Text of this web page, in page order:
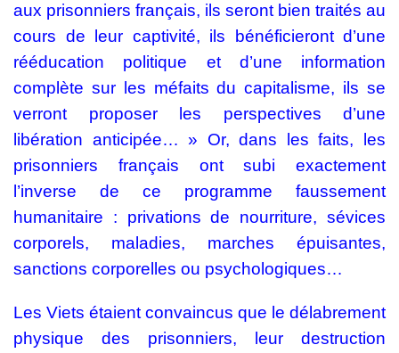
aux prisonniers français, ils seront bien traités au
cours de leur captivité, ils bénéficieront d’une
rééducation politique et d’une information
complète sur les méfaits du capitalisme, ils se
verront proposer les perspectives d’une
libération anticipée… » Or, dans les faits, les
prisonniers français ont subi exactement
l’inverse de ce programme faussement
humanitaire : privations de nourriture, sévices
corporels, maladies, marches épuisantes,
sanctions corporelles ou psychologiques…
Les Viets étaient convaincus que le délabrement
physique des prisonniers, leur destruction